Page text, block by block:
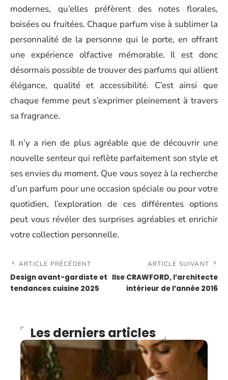
modernes, qu’elles préfèrent des notes florales,
boisées ou fruitées. Chaque parfum vise à sublimer la
personnalité de la personne qui le porte, en offrant
une expérience olfactive mémorable. Il est donc
désormais possible de trouver des parfums qui allient
élégance, qualité et accessibilité. C’est ainsi que
chaque femme peut s’exprimer pleinement à travers
sa fragrance.
Il n’y a rien de plus agréable que de découvrir une
nouvelle senteur qui reflète parfaitement son style et
ses envies du moment. Que vous soyez à la recherche
d’un parfum pour une occasion spéciale ou pour votre
quotidien, l’exploration de ces différentes options
peut vous révéler des surprises agréables et enrichir
votre collection personnelle.
ARTICLE PRÉCÉDENT
Design avant-gardiste et
tendances cuisine 2025
ARTICLE SUIVANT
Ilse CRAWFORD, l’architecte
intérieur de l’année 2016
Les derniers articles